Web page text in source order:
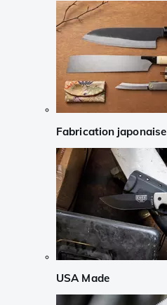
Fabrication japonaise
USA Made